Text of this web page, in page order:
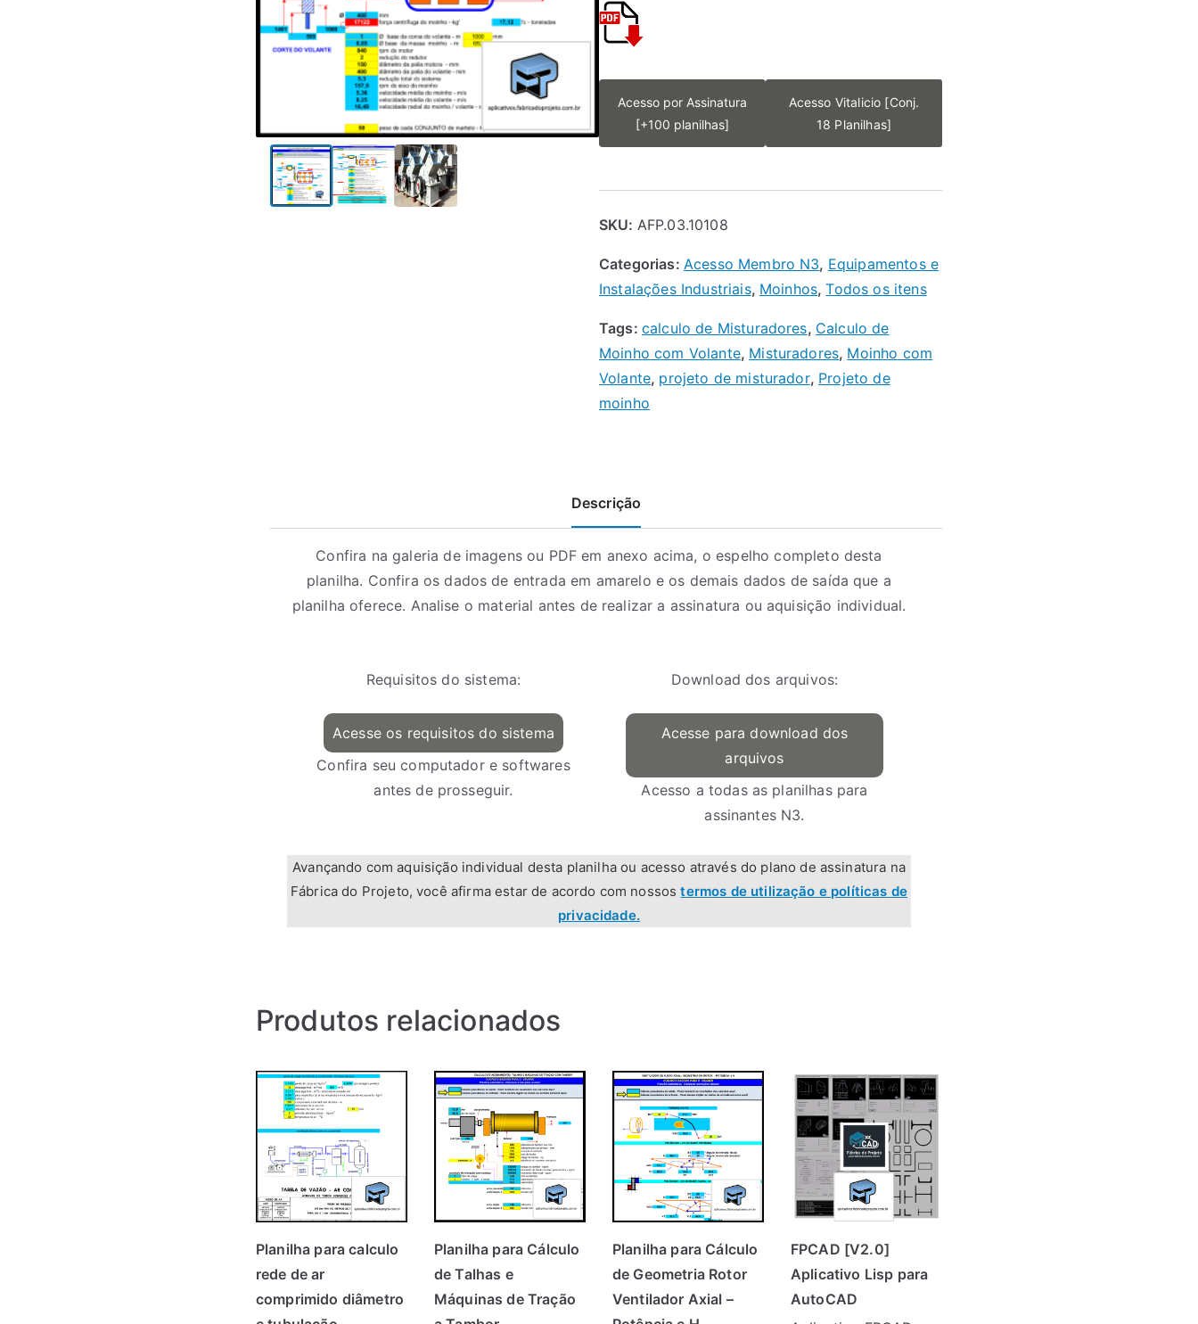
Acesso por Assinatura
[+100 planilhas]
Acesso Vitalicio [Conj.
18 Planilhas]
SKU: AFP.03.10108
Categorias: Acesso Membro N3, Equipamentos e
Instalações Industriais, Moinhos,Todos os itens
Tags: calculo de Misturadores, Calculo de
Moinho com Volante, Misturadores, Moinho com
Volante, projeto de misturador, Projeto de
moinho
Descrição
Confira na galeria de imagens ou PDF em anexo acima, o espelho completo desta
planilha. Confira os dados de entrada em amarelo e os demais dados de saída que a
planilha oferece. Analise o material antes de realizar a assinatura ou aquisição individual.
Requisitos do sistema:
Acesse os requisitos do sistema
Confira seu computador e softwares
antes de prosseguir.
Download dos arquivos:
Acesse para download dos
arquivos
Acesso a todas as planilhas para
assinantes N3.
Avançando com aquisição individual desta planilha ou acesso através do plano de assinatura na
Fábrica do Projeto, você afirma estar de acordo com nossostermos de utilização e políticas de
privacidade.
Produtos relacionados
Planilha para calculo
rede de ar
comprimido diâmetro
Planilha para Cálculo
de Talhas e
Máquinas de Tração
Planilha para Cálculo
de Geometria Rotor
Ventilador Axial –
FPCAD [V2.0]
Aplicativo Lisp para
AutoCAD